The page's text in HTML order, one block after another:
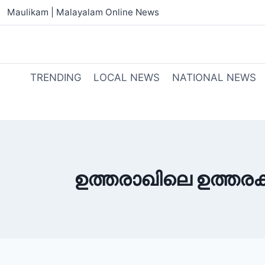
Maulikam | Malayalam Online News
TRENDING LOCAL NEWS NATIONAL NEWS
ഉത്തരാഖിലെ